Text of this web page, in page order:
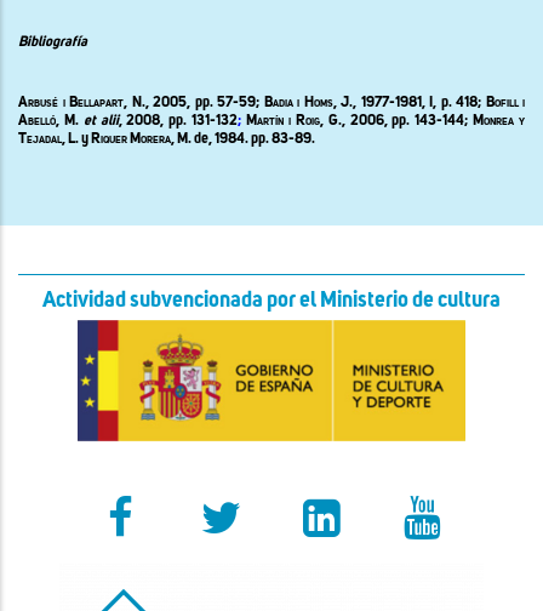
Bibliografía
Arbusé i Bellapart, N., 2005, pp. 57-59; Badia i Homs, J., 1977-1981, I, p. 418; Bofill i
Abelló, M. et alii,2008, pp.131-132; Martín i Roig, G., 2006, pp. 143-144; Monrea y
Tejadal, L.y Riquer Morera, M. de,1984. pp. 83-89.
Actividad subvencionada por el Ministerio de cultura